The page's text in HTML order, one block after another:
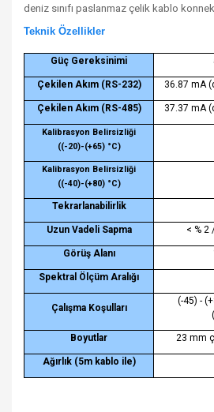
deniz sınıfı paslanmaz çelik kablo
Teknik Özellikler
Güç Gereksinimi
Çekilen Akım (RS-232) 36.87 mA
Çekilen Akım (RS-485) 37.37 mA
Kalibrasyon Belirsizliği
((-20)-(+65) °C)
Kalibrasyon Belirsizliği
((-40)-(+80) °C)
Tekrarlanabilirlik
Uzun Vadeli Sapma < % 2
Görüş Alanı
Spektral Ölçüm Aralığı
Çalışma Koşulları
(-45) -
Boyutlar 23 mm
Ağırlık (5m kablo ile)